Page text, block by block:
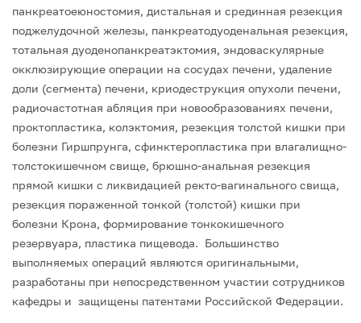
панкреатоеюностомия, дистальная и срединная резекция
поджелудочной железы, панкреатодуоденальная резекция,
тотальная дуоденопанкреатэктомия, эндоваскулярные
окклюзирующие операции на сосудах печени, удаление
доли (сегмента) печени, криодеструкция опухоли печени,
радиочастотная абляция при новообразованиях печени,
проктопластика, колэктомия, резекция толстой кишки при
болезни Гиршпрунга, сфинктеропластика при влагалищно-
толстокишечном свище, брюшно-анальная резекция
прямой кишки с ликвидацией ректо-вагинального свища,
резекция пораженной тонкой (толстой) кишки при
болезни Крона, формирование тонкокишечного
резервуара, пластика пищевода. Большинство
выполняемых операций являются оригинальными,
разработаны при непосредственном участии сотрудников
кафедры и защищены патентами Российской Федерации.